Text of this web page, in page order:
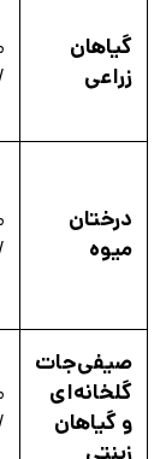
گیاهان
زراعی
درختان
میوه
صیفی‌جات
گلخانه‌ای
و گیاهان